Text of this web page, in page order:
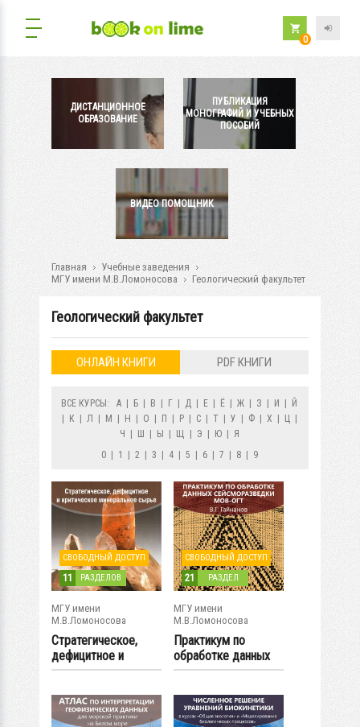
0
ДИСТАНЦИОННОЕ
ОБРАЗОВАНИЕ
ПУБЛИКАЦИЯ
МОНОГРАФИЙ И УЧЕБНЫХ
ПОСОБИЙ
ВИДЕО ПОМОЩНИК
Главная
Учебные заведения
МГУ имени М.В.Ломоносова
Геологический факультет
Геологический факультет
ОНЛАЙН КНИГИ PDF КНИГИ
ВСЕ КУРСЫ: А Б В Г Д Е Ё Ж З И
Й
К Л М Н О П Р С Т У Ф Х Ц
Ч
Ш Ы Щ Э Ю
Я
0
1 2 3 4 5 6 7 8 9
СВОБОДНЫЙ ДОСТУП
11 РАЗДЕЛОВ
МГУ имени
М.В.Ломоносова
Стратегическое,
дефицитное и
критическое...
СВОБОДНЫЙ ДОСТУП
21 РАЗДЕЛ
МГУ имени
М.В.Ломоносова
Практикум по
обработке данных
сейсморазведки